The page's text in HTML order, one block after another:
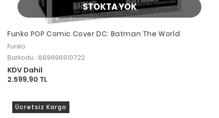
STOKTA YOK
Funko POP Comic Cover DC: Batman The World
Funko
Barkodu : 889698810722
KDV Dahil
2.599,90 TL
Ücretsiz Kargo